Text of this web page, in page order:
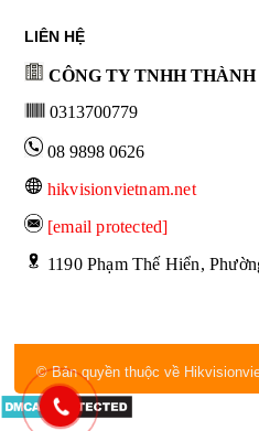
LIÊN HỆ
CÔNG TY TNHH
0313700779
08 9898 0626
hikvisionvietnam.net
[email protected]
1190 Phạm Thế Hiển,
© Bản quyền thuộc về